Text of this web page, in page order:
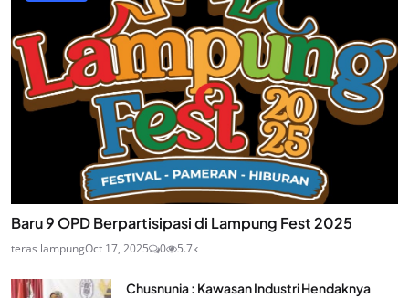
Baru 9 OPD Berpartisipasi di Lampung Fest 2025
teras lampungOct 17, 2025 0 5.7k
Chusnunia : Kawasan Industri Hendaknya